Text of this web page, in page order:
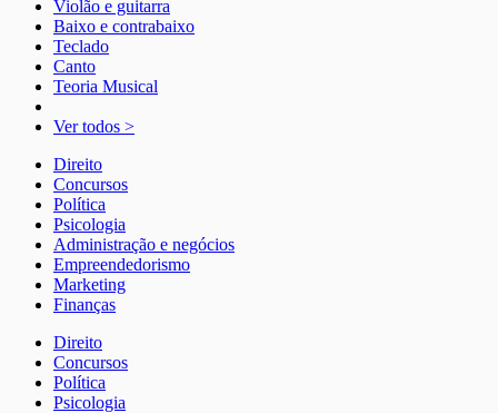
Violão e guitarra
Baixo e contrabaixo
Teclado
Canto
Teoria Musical
Ver todos >
Direito
Concursos
Política
Psicologia
Administração e negócios
Empreendedorismo
Marketing
Finanças
Direito
Concursos
Política
Psicologia